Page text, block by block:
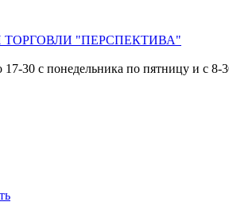
30 с понедельника по пятницу и с 8-